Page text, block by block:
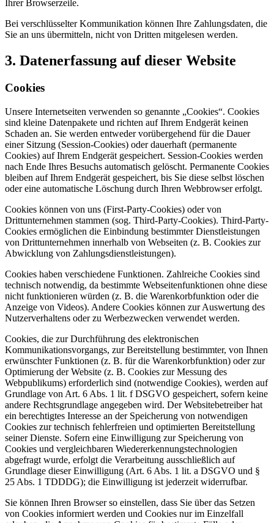
Ihrer Browserzeile.
Bei verschlüsselter Kommunikation können Ihre Zahlungsdaten, die
Sie an uns übermitteln, nicht von Dritten mitgelesen werden.
3. Datenerfassung auf dieser Website
Cookies
Unsere Internetseiten verwenden so genannte „Cookies“. Cookies
sind kleine Datenpakete und richten auf Ihrem Endgerät keinen
Schaden an. Sie werden entweder vorübergehend für die Dauer
einer Sitzung (Session-Cookies) oder dauerhaft (permanente
Cookies) auf Ihrem Endgerät gespeichert. Session-Cookies werden
nach Ende Ihres Besuchs automatisch gelöscht. Permanente Cookies
bleiben auf Ihrem Endgerät gespeichert, bis Sie diese selbst löschen
oder eine automatische Löschung durch Ihren Webbrowser erfolgt.
Cookies können von uns (First-Party-Cookies) oder von
Drittunternehmen stammen (sog. Third-Party-Cookies). Third-Party-
Cookies ermöglichen die Einbindung bestimmter Dienstleistungen
von Drittunternehmen innerhalb von Webseiten (z. B. Cookies zur
Abwicklung von Zahlungsdienstleistungen).
Cookies haben verschiedene Funktionen. Zahlreiche Cookies sind
technisch notwendig, da bestimmte Webseitenfunktionen ohne diese
nicht funktionieren würden (z. B. die Warenkorbfunktion oder die
Anzeige von Videos). Andere Cookies können zur Auswertung des
Nutzerverhaltens oder zu Werbezwecken verwendet werden.
Cookies, die zur Durchführung des elektronischen
Kommunikationsvorgangs, zur Bereitstellung bestimmter, von Ihnen
erwünschter Funktionen (z. B. für die Warenkorbfunktion) oder zur
Optimierung der Website (z. B. Cookies zur Messung des
Webpublikums) erforderlich sind (notwendige Cookies), werden auf
Grundlage von Art. 6 Abs. 1 lit. f DSGVO gespeichert, sofern keine
andere Rechtsgrundlage angegeben wird. Der Websitebetreiber hat
ein berechtigtes Interesse an der Speicherung von notwendigen
Cookies zur technisch fehlerfreien und optimierten Bereitstellung
seiner Dienste. Sofern eine Einwilligung zur Speicherung von
Cookies und vergleichbaren Wiedererkennungstechnologien
abgefragt wurde, erfolgt die Verarbeitung ausschließlich auf
Grundlage dieser Einwilligung (Art. 6 Abs. 1 lit. a DSGVO und §
25 Abs. 1 TDDDG); die Einwilligung ist jederzeit widerrufbar.
Sie können Ihren Browser so einstellen, dass Sie über das Setzen
von Cookies informiert werden und Cookies nur im Einzelfall